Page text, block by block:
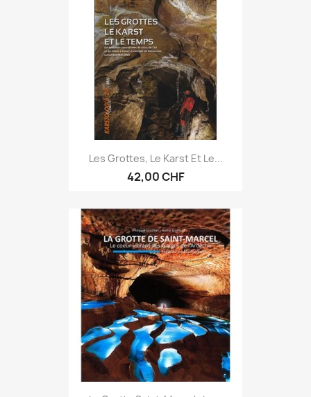
Les Grottes, Le Karst Et Le...
42,00 CHF